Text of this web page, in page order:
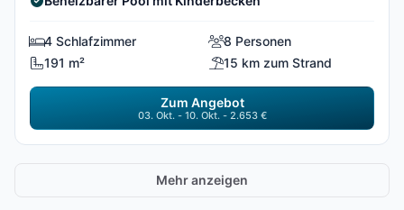
4 Schlafzimmer
8 Personen
191 m²
15 km zum Strand
Zum Angebot
03. Okt. - 10. Okt. - 2.653 €
Mehr anzeigen